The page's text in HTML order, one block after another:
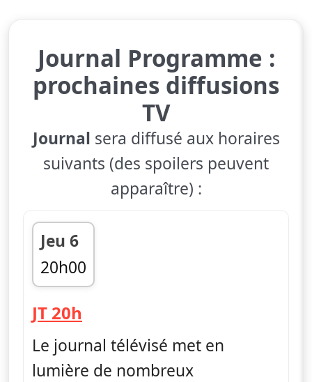
Journal Programme :
prochaines diffusions
TV
Journal sera diffusé aux horaires
suivants (des spoilers peuvent
apparaître) :
Jeu 6
20h00
fin 20h45
JT 20h
Le journal télévisé met en
lumière de nombreux